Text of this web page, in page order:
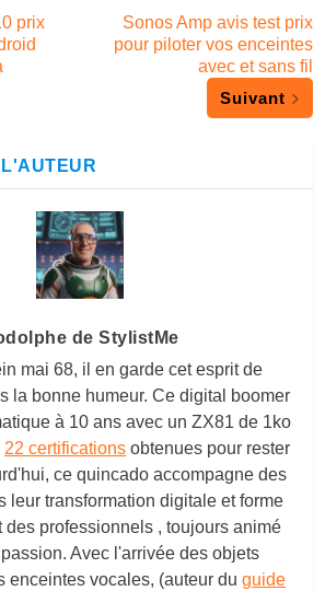
prix
Sonos Amp avis test prix
pour piloter vos enceintes
avec et sans fil
Suivant
de StylistMe
mai 68, il en garde cet esprit de
la bonne humeur. Ce digital boomer
à 10 ans avec un ZX81 de 1ko
22 certifications obtenues pour rester
ce quincado accompagne des
leur transformation digitale et forme
des professionnels , toujours animé
Avec l'arrivée des objets
enceintes vocales, (auteur du guide